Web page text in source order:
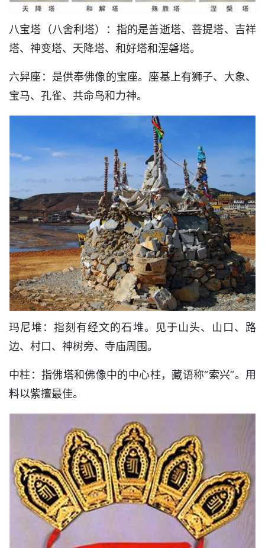
八宝塔（八舍利塔）：指的是善逝塔、菩提塔、吉祥
塔、神变塔、天降塔、和好塔和涅磐塔。
六舁座：是供奉佛像的宝座。座基上有狮子、大象、
宝马、孔雀、共命鸟和力神。
玛尼堆：指刻有经文的石堆。见于山头、山口、路
边、村口、神树旁、寺庙周围。
中柱：指佛塔和佛像中的中心柱，藏语称“索兴”。用
料以紫擅最佳。